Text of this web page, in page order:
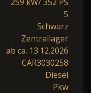
5
Schwarz
Zentrallager
ab ca. 13.12.2026
CAR3030258
Diesel
Pkw